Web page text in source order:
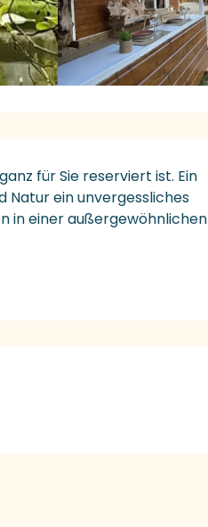
für Sie reserviert ist. Ein
Natur ein unvergessliches
in einer außergewöhnlichen